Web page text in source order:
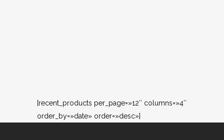
[recent_products per_page=»12″ columns=»4″
order_by=»date» order=»desc»]